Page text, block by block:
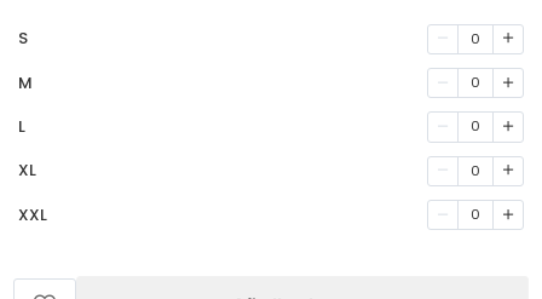
S 0
M 0
L 0
XL 0
XXL 0